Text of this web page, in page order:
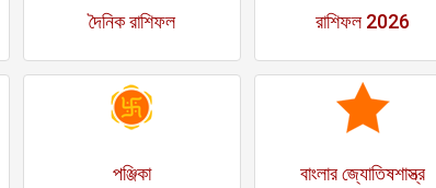
দৈনিক রাশিফল রাশিফল 2026
পঞ্জিকা বাংলার জ্যোতিষশাস্ত্র